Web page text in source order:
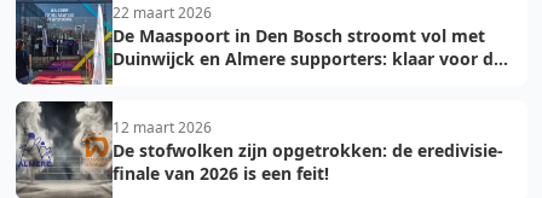
22 maart 2026
De Maaspoort in Den Bosch stroomt vol met
Duinwijck en Almere supporters: klaar voor de
12 maart 2026
De stofwolken zijn opgetrokken: de eredivisie-
finale van 2026 is een feit!